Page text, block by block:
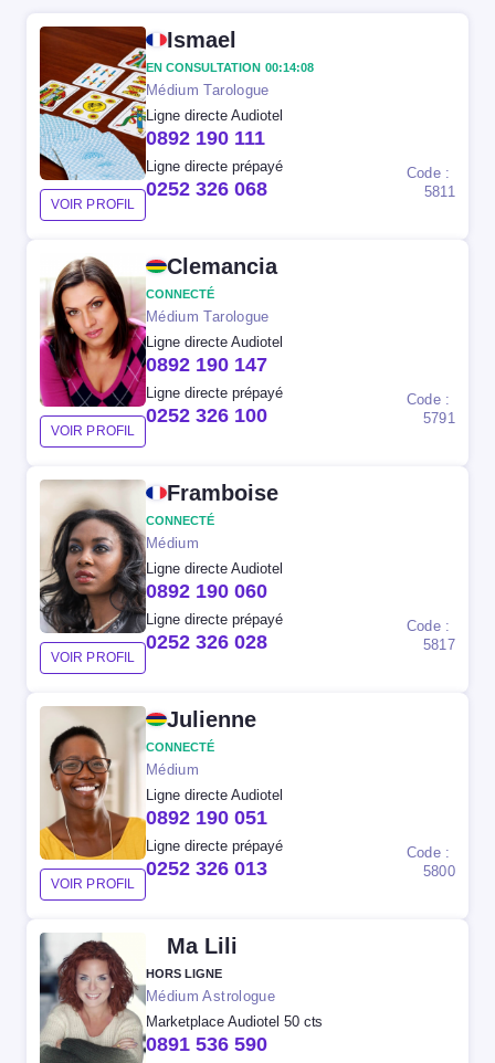
VOIR PROFIL
Ismael
EN CONSULTATION 00:14:13
Médium Tarologue
Ligne directe Audiotel
0892 190 111
Ligne directe prépayé
0252 326 068
Code :
5811
VOIR PROFIL
Clemancia
CONNECTÉ
Médium Tarologue
Ligne directe Audiotel
0892 190 147
Ligne directe prépayé
0252 326 100
Code :
5791
VOIR PROFIL
Framboise
CONNECTÉ
Médium
Ligne directe Audiotel
0892 190 060
Ligne directe prépayé
0252 326 028
Code :
5817
VOIR PROFIL
Julienne
CONNECTÉ
Médium
Ligne directe Audiotel
0892 190 051
Ligne directe prépayé
0252 326 013
Code :
5800
Ma Lili
HORS LIGNE
Médium Astrologue
Marketplace Audiotel 50 cts
0891 536 590